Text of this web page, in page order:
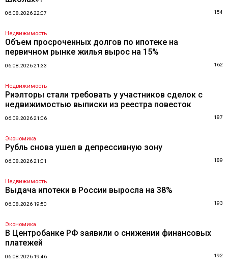
06.08.2026 22:07 154
Недвижимость
Объем просроченных долгов по ипотеке на
первичном рынке жилья вырос на 15%
06.08.2026 21:33 162
Недвижимость
Риэлторы стали требовать у участников сделок с
недвижимостью выписки из реестра повесток
06.08.2026 21:06 187
Экономика
Рубль снова ушел в депрессивную зону
06.08.2026 21:01 189
Недвижимость
Выдача ипотеки в России выросла на 38%
06.08.2026 19:50 193
Экономика
В Центробанке РФ заявили о снижении финансовых
платежей
06.08.2026 19:46 192